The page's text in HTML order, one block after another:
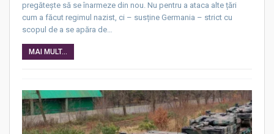
pregătește să se înarmeze din nou. Nu pentru a ataca alte țări
cum a făcut regimul nazist, ci – susține Germania – strict cu
scopul de a se apăra de…
MAI MULT...